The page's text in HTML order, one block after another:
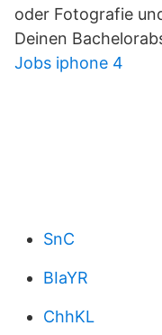
oder Fotografie
Deinen
Jobs iphone 4
SnC
BIaYR
ChhKL